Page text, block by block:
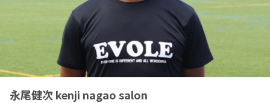
永尾健次 kenji nagao salon